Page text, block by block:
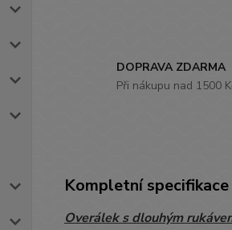
DOPRAVA ZDARMA
Při nákupu nad 1500
Kompletní specifikace
Overálek s dlouhým